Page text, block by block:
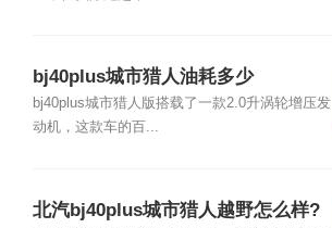
bj40plus城市猎人油耗多少
bj40plus城市猎人版搭载了一款2.0升涡轮增压发
动机，这款车的百...
北汽bj40plus城市猎人越野怎么样?